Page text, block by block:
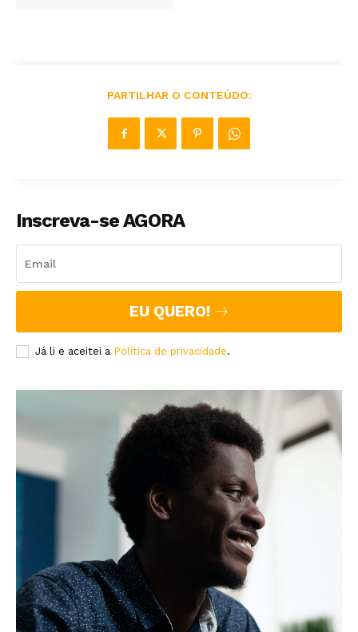
PARTILHAR O CONTEÚDO:
Inscreva-se AGORA
EU QUERO!
Já li e aceitei a Política de privacidade.